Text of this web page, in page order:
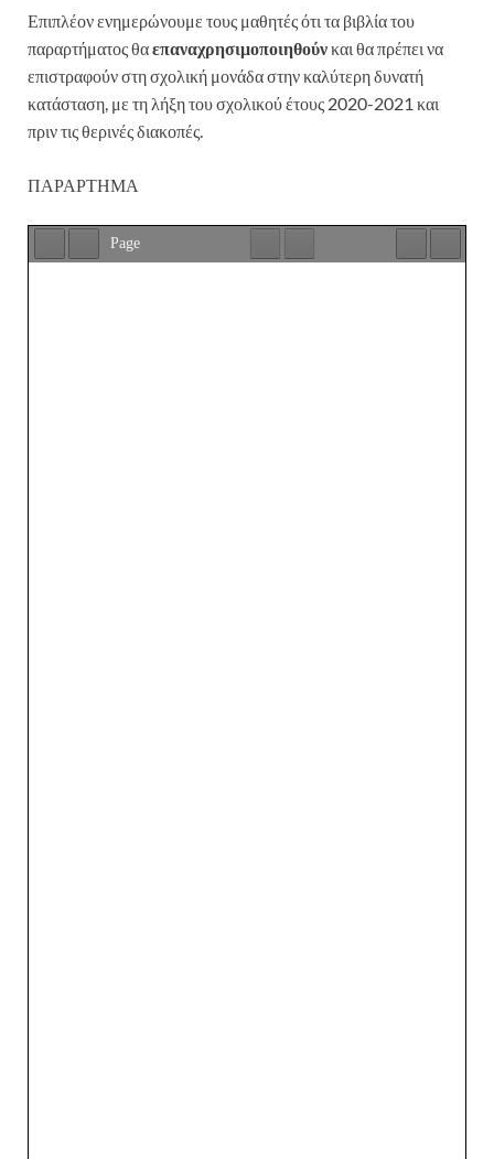
Επιπλέον ενημερώνουμε τους μαθητές ότι τα βιβλία του
παραρτήματος θαεπαναχρησιμοποιηθούνκαι θα πρέπει να
επιστραφούν στη σχολική μονάδα στην καλύτερη δυνατή
κατάσταση, με τη λήξη του σχολικού έτους 2020-2021 και
πριν τις θερινές διακοπές.
ΠΑΡΑΡΤΗΜΑ